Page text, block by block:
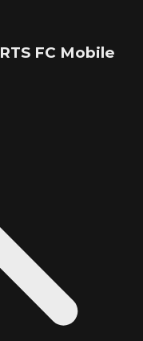
FC Mobile